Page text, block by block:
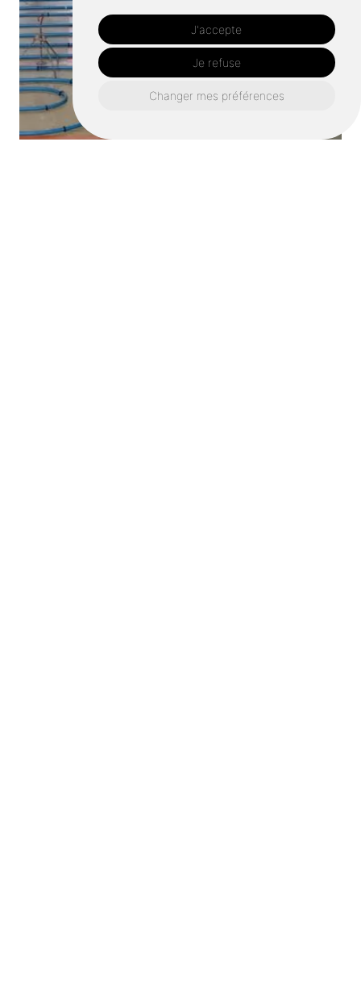
J'accepte
Je refuse
Changer mes préférences